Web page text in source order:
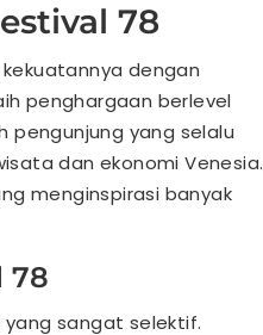
78
dengan
penghargaan berlevel
pengunjung yang selalu
dan ekonomi Venesia.
menginspirasi banyak
78
yang sangat selektif.